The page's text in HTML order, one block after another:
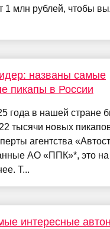
1 млн рублей, чтобы
названы самые
пикапы в России
года в нашей стране
тысячи новых
агентства
АО «ППК»*, это
Т...
интересные